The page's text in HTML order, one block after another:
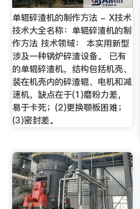
单辊碎渣机的制作方法 - X技术
技术大全名称：单辊碎渣机的制
作方法 技术领域： 本实用新型
涉及一种锅炉碎渣设备。 已有
的单辊碎渣机，结构包括机壳、
装在机壳内的碎渣辊、电机和减
速机，缺点在于(1)磨粉力差，
易于卡死；(2)更换颚板困难；
(3)密封差。